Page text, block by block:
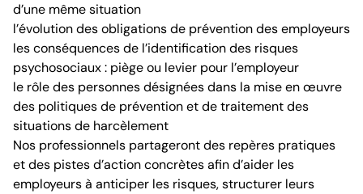
d’une même situation
l’évolution des obligations de prévention des employeurs
les conséquences de l’identification des risques
psychosociaux : piège ou levier pour l’employeur
le rôle des personnes désignées dans la mise en œuvre
des politiques de prévention et de traitement des
situations de harcèlement
Nos professionnels partageront des repères pratiques
et des pistes d’action concrètes afin d’aider les
employeurs à anticiper les risques, structurer leurs